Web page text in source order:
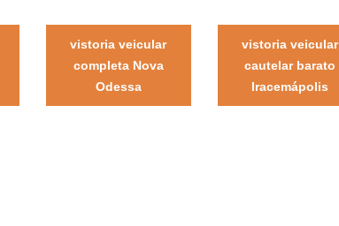
vistoria veicular
completa Nova
Odessa
vistoria veicular
cautelar barato
Iracemápolis